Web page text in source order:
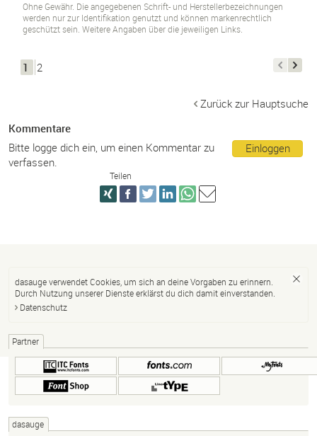
Ohne Gewähr. Die angegebenen Schrift- und Herstellerbezeichnungen
werden nur zur Identifikation genutzt und können markenrechtlich
geschützt sein. Weitere Angaben über die jeweiligen Links.
1 2
Zurück zur Hauptsuche
Kommentare
Einloggen
Bitte logge dich ein, um einen Kommentar zu
verfassen.
Teilen
dasauge verwendet Cookies, um sich an deine Vorgaben zu erinnern.
Durch Nutzung unserer Dienste erklärst du dich damit einverstanden.
Datenschutz
Partner
dasauge